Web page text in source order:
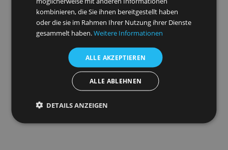
Fout 404: Pagina niet gevonden
De opvraagde pagina bestaat helaas niet
deze website. Excuses voor het ongemak.
Als u contact wilt opnemen met de
gebruik dan gerust decontactpagina
analysieren. Wir geben Informationen über Ihre
Nutzung unserer Website auch an unsere Werbe-
und Analysepartner weiter, die diese
kombinieren, die Sie ihnen bereitgestellt haben
oder die sie im Rahmen Ihrer Nutzung ihrer Dienste
gesammelt haben. Weitere Informationen
ALLE AKZEPTIEREN